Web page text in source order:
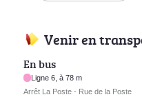
Venir en
En bus
Ligne 6, à 78 m
Arrêt La Poste - Rue de la Poste